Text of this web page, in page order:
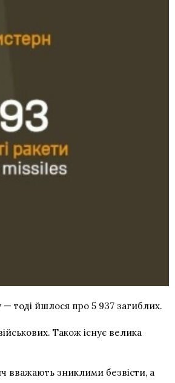
— тоді йшлося про 5 937 загиблих.
Також існує велика
вважають зниклими безвісти, а